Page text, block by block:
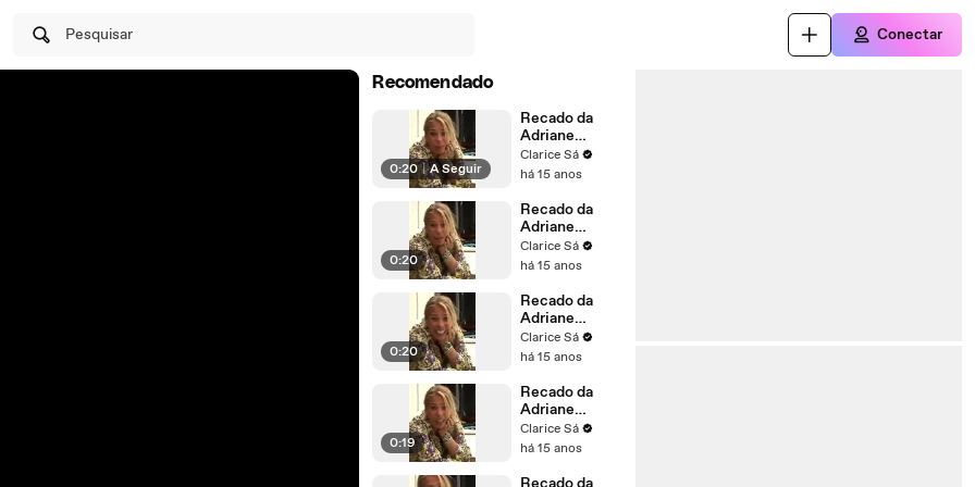
Pesquisar Conectar
Recomendado
0:20 | A Seguir
Recado da
Adriane
Galisteu para
a Simoni
Clarice Sá
há 15 anos
0:20
Recado da
Adriane
Galisteu para
a Carla
Clarice Sá
há 15 anos
0:20
Recado da
Adriane
Galisteu para
o Camilo
Clarice Sá
há 15 anos
0:19
Recado da
Adriane
Galisteu para
a Marilena
Clarice Sá
há 15 anos